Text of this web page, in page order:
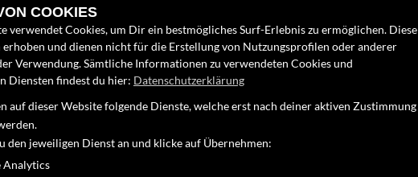
COOKIES
verwendet Cookies, um Dir ein bestmögliches Surf-Erlebnis zu ermöglichen. Diese
erhoben und dienen nicht für die Erstellung von Nutzungsprofilen oder anderer
Verwendung. Sämtliche Informationen zu verwendeten Cookies und
Diensten findest du hier: Datenschutzerklärung
auf dieser Website folgende Dienste, welche erst nach deiner aktiven Zustimmung
den jeweiligen Dienst an und klicke auf Übernehmen:
Analytics